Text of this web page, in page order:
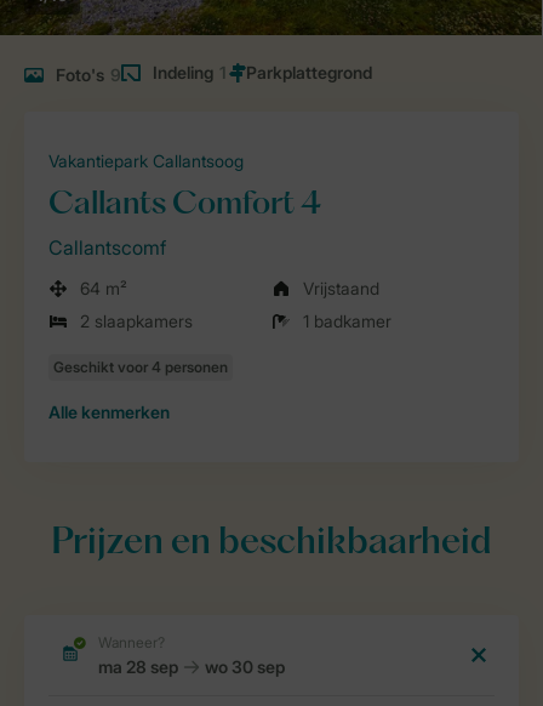
Foto's 9 Indeling 1
Vakantiepark Callantsoog
Callants Comfort 4
Callantscomf
64 m²
Vrijstaand
2 slaapkamers
1 badkamer
Alle kenmerken
Prijzen en beschikbaarheid